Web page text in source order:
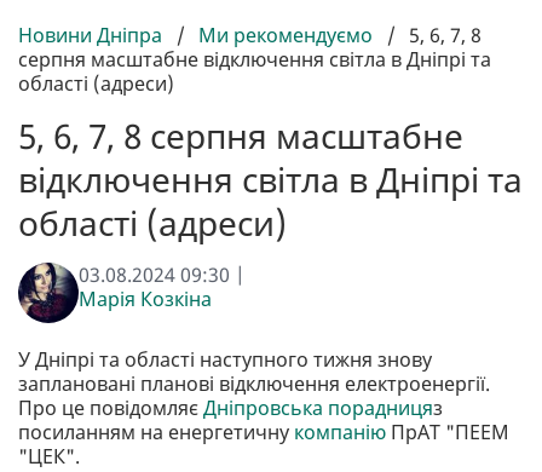
Новини Дніпра / Ми рекомендуємо / 5, 6, 7, 8
серпня масштабне відключення світла в Дніпрі та
області (адреси)
5, 6, 7, 8 серпня масштабне
відключення світла в Дніпрі та
області (адреси)
03.08.2024 09:30 |
Марія Козкіна
У Дніпрі та області наступного тижня знову
заплановані планові відключення електроенергії.
Про це повідомляєДніпровська порадницяз
посиланням на енергетичну компанію ПрАТ "ПЕЕМ
"ЦЕК".